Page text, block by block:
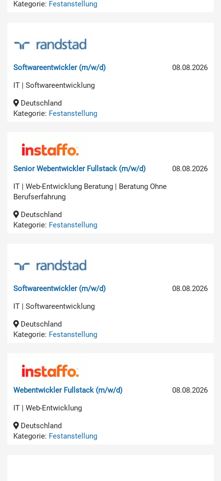
Kategorie: Festanstellung
08.08.2026
Softwareentwickler (m/w/d)
IT | Softwareentwicklung
Deutschland
Kategorie: Festanstellung
08.08.2026
Senior Webentwickler Fullstack (m/w/d)
IT | Web-Entwicklung Beratung | Beratung Ohne
Berufserfahrung
Deutschland
Kategorie: Festanstellung
08.08.2026
Softwareentwickler (m/w/d)
IT | Softwareentwicklung
Deutschland
Kategorie: Festanstellung
08.08.2026
Webentwickler Fullstack (m/w/d)
IT | Web-Entwicklung
Deutschland
Kategorie: Festanstellung